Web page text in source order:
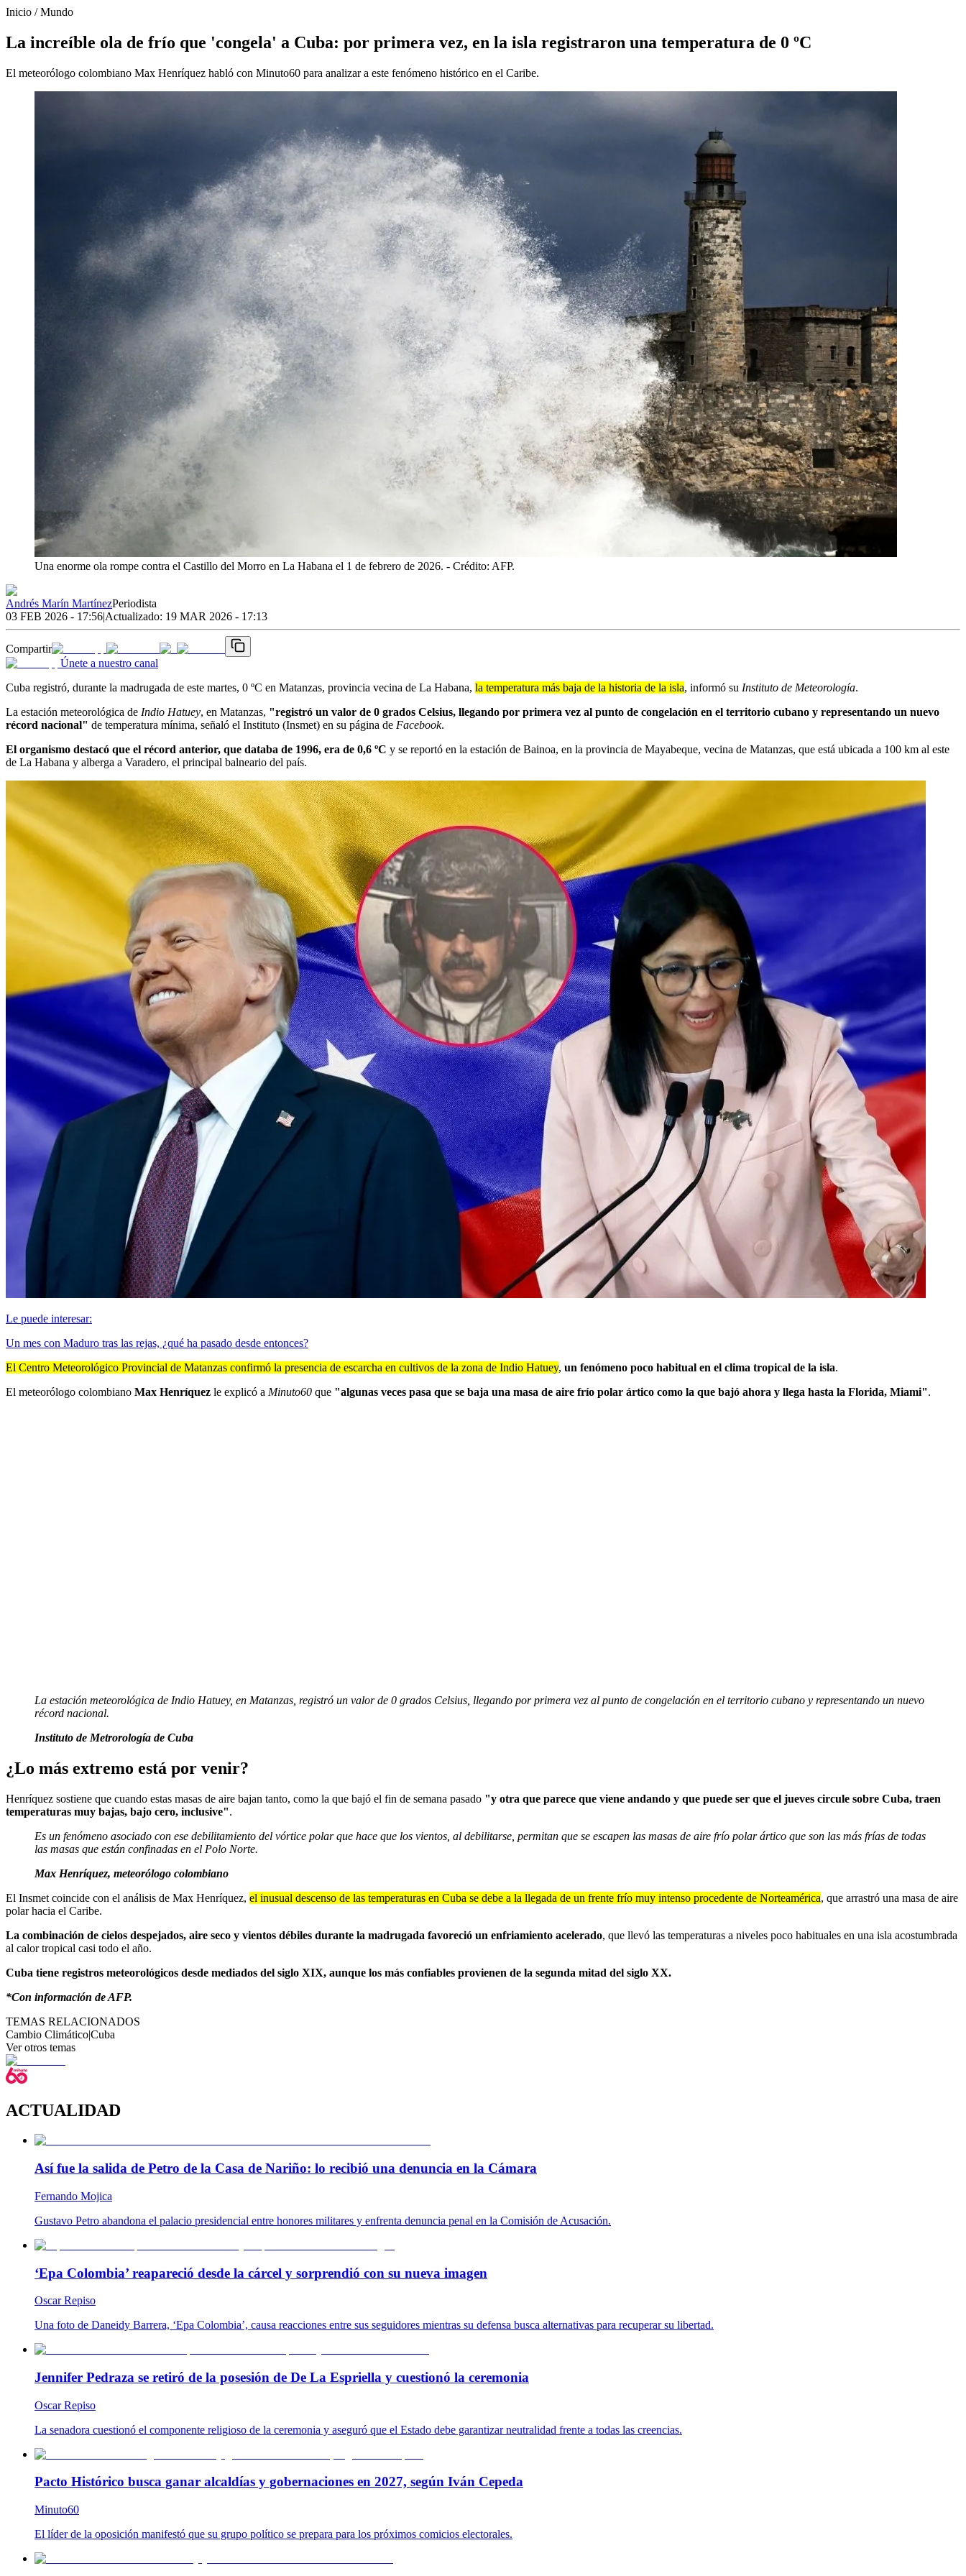
Inicio /Mundo
La increíble ola de frío que 'congela' a Cuba: por primera vez, en la isla registraron una temperatura de 0 ºC
El meteorólogo colombiano Max Henríquez habló con Minuto60 para analizar a este fenómeno histórico en el Caribe.
Una enorme ola rompe contra el Castillo del Morro en La Habana el 1 de febrero de 2026. - Crédito: AFP.
Andrés Marín MartínezPeriodista
03 FEB 2026 - 17:56|Actualizado: 19 MAR 2026 - 17:13
Compartir
Únete a nuestro canal
Cuba registró, durante la madrugada de este martes, 0 ºC en Matanzas, provincia vecina de La Habana, la temperatura más baja de la historia de la isla, informó su Instituto de Meteorología.
La estación meteorológica de Indio Hatuey, en Matanzas, "registró un valor de 0 grados Celsius, llegando por primera vez al punto de congelación en el territorio cubano y representando un nuevo
récord nacional" de temperatura mínima, señaló el Instituto (Insmet) en su página de Facebook.
El organismo destacó que el récord anterior, que databa de 1996, era de 0,6 ºC y se reportó en la estación de Bainoa, en la provincia de Mayabeque, vecina de Matanzas, que está ubicada a 100 km al este
de La Habana y alberga a Varadero, el principal balneario del país.
Le puede interesar:
Un mes con Maduro tras las rejas, ¿qué ha pasado desde entonces?
El Centro Meteorológico Provincial de Matanzas confirmó la presencia de escarcha en cultivos de la zona de Indio Hatuey, un fenómeno poco habitual en el clima tropical de la isla.
El meteorólogo colombiano Max Henríquez le explicó a Minuto60 que "algunas veces pasa que se baja una masa de aire frío polar ártico como la que bajó ahora y llega hasta la Florida, Miami".
La estación meteorológica de Indio Hatuey, en Matanzas, registró un valor de 0 grados Celsius, llegando por primera vez al punto de congelación en el territorio cubano y representando un nuevo
récord nacional.
Instituto de Metrorología de Cuba
¿Lo más extremo está por venir?
Henríquez sostiene que cuando estas masas de aire bajan tanto, como la que bajó el fin de semana pasado "y otra que parece que viene andando y que puede ser que el jueves circule sobre Cuba, traen
temperaturas muy bajas, bajo cero, inclusive".
Es un fenómeno asociado con ese debilitamiento del vórtice polar que hace que los vientos, al debilitarse, permitan que se escapen las masas de aire frío polar ártico que son las más frías de todas
las masas que están confinadas en el Polo Norte.
Max Henríquez, meteorólogo colombiano
El Insmet coincide con el análisis de Max Henríquez, el inusual descenso de las temperaturas en Cuba se debe a la llegada de un frente frío muy intenso procedente de Norteamérica, que arrastró una masa de aire
polar hacia el Caribe.
La combinación de cielos despejados, aire seco y vientos débiles durante la madrugada favoreció un enfriamiento acelerado, que llevó las temperaturas a niveles poco habituales en una isla acostumbrada
al calor tropical casi todo el año.
Cuba tiene registros meteorológicos desde mediados del siglo XIX, aunque los más confiables provienen de la segunda mitad del siglo XX.
*Con información de AFP.
TEMAS RELACIONADOS
Cambio Climático|Cuba
Ver otros temas
ACTUALIDAD
Así fue la salida de Petro de la Casa de Nariño: lo recibió una denuncia en la Cámara
Fernando Mojica
Gustavo Petro abandona el palacio presidencial entre honores militares y enfrenta denuncia penal en la Comisión de Acusación.
‘Epa Colombia’ reapareció desde la cárcel y sorprendió con su nueva imagen
Oscar Repiso
Una foto de Daneidy Barrera, ‘Epa Colombia’, causa reacciones entre sus seguidores mientras su defensa busca alternativas para recuperar su libertad.
Jennifer Pedraza se retiró de la posesión de De La Espriella y cuestionó la ceremonia
Oscar Repiso
La senadora cuestionó el componente religioso de la ceremonia y aseguró que el Estado debe garantizar neutralidad frente a todas las creencias.
Pacto Histórico busca ganar alcaldías y gobernaciones en 2027, según Iván Cepeda
Minuto60
El líder de la oposición manifestó que su grupo político se prepara para los próximos comicios electorales.